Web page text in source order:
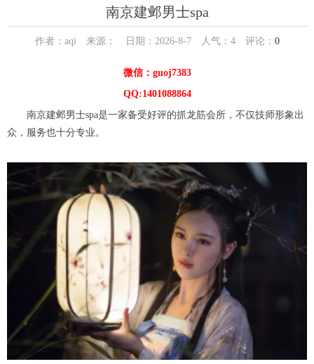
南京建邺男士spa
作者：aqi 来源： 日期：2026-8-7 人气： 4评论： 0
微信：guoj7383
QQ:1401088864
南京建邺男士spa是一家备受好评的抓龙筋会所，不仅技师形象出
众，服务也十分专业。